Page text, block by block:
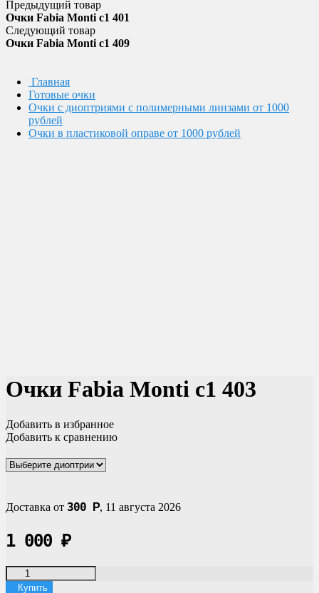
Предыдущий товар
Очки Fabia Monti c1 401
Следующий товар
Очки Fabia Monti c1 409
Главная
Готовые очки
Очки с диоптриями с полимерными линзами от 1000
рублей
Очки в пластиковой оправе от 1000 рублей
Очки Fabia Monti c1 403
Добавить в избранное
Добавить к сравнению
Доставка от 300 Р, 11 августа 2026
1 000 ₽
Купить